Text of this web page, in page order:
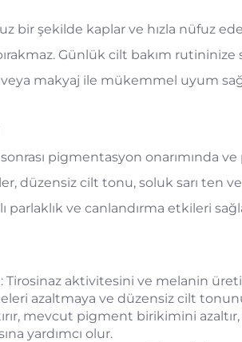
bir şekilde kaplar ve hızla nüfuz
Günlük cilt bakım
makyaj ile mükemmel uyum
pigmentasyon onarımında
düzensiz cilt tonu, soluk sarı ten
parlaklık ve canlandırma etkileri
Tirosinaz aktivitesini ve melanin
azaltmaya ve düzensiz cilt
mevcut pigment birikimini azaltır,
yardımcı olur.